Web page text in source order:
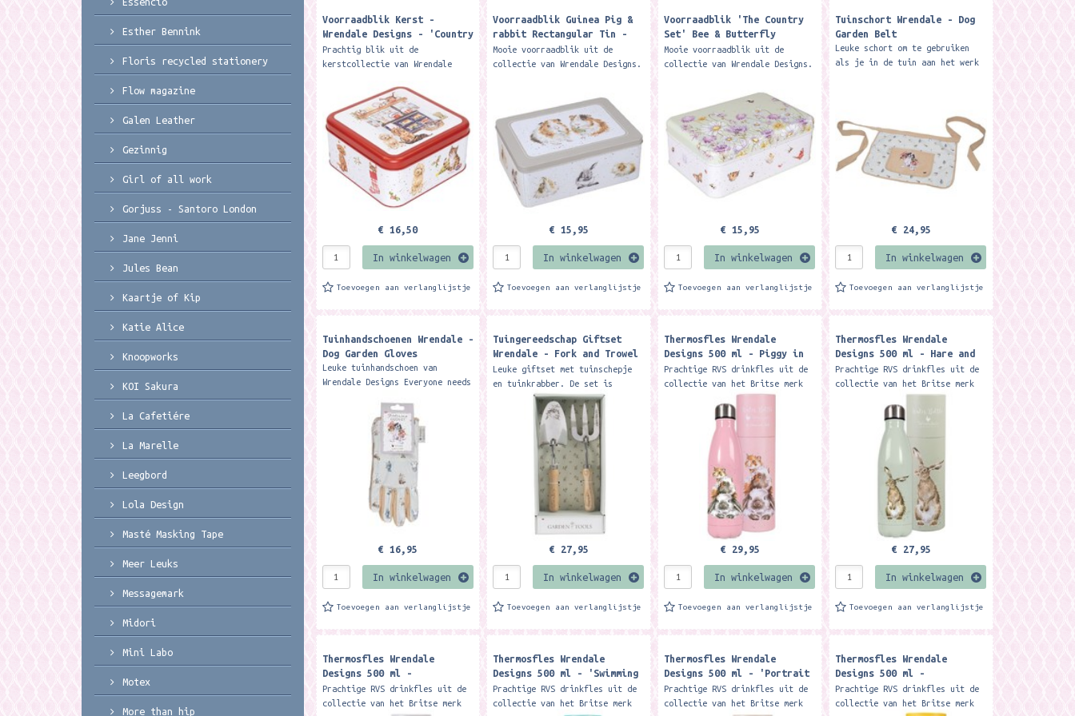
Voorraadblik Kerst -
Wrendale Designs - 'Country
Kitchen' Dog and Cat
Christmas Square Tin ​
Prachtig blik uit de
kerstcollectie van Wrendale
8 cm. This beautiful festive
tin features festive dog and
cat...
€ 16,50
In winkelwagen
Toevoegen aan verlanglijstje
Voorraadblik Guinea Pig &
rabbit Rectangular Tin -
The Country Set - Wrendale
Designs
Mooie voorraadblik uit de
collectie van Wrendale Designs.
artistically depicted guinea
pig and...
€ 15,95
In winkelwagen
Toevoegen aan verlanglijstje
Voorraadblik 'The Country
Set' Bee & Butterfly
Rectangular Tin - Wrendale
Designs
Mooie voorraadblik uit de
collectie van Wrendale Designs.
Featuring our bee and butterfly
designs this rectangular tin...
€ 15,95
In winkelwagen
Toevoegen aan verlanglijstje
Tuinschort Wrendale - Dog
Garden Belt
Leuke schort om te gebruiken
als je in de tuin aan het werk
in...
€ 24,95
In winkelwagen
Toevoegen aan verlanglijstje
Tuinhandschoenen Wrendale -
Dog Garden Gloves
Leuke tuinhandschoen van
Wrendale Designs Everyone needs
their collection, and this
fabulous pair featuring our
€ 16,95
In winkelwagen
Toevoegen aan verlanglijstje
Tuingereedschap Giftset
Wrendale - Fork and Trowel
Set
Leuke giftset met tuinschepje
en tuinkrabber. De set is
verpakt in een mooi
geillustreede doos. Beautifully
contained in an illustrated
box, this...
€ 27,95
In winkelwagen
Toevoegen aan verlanglijstje
Thermosfles Wrendale
Designs 500 ml - Piggy in
the Middle rabbit & guinea
pig water bottle
Prachtige RVS drinkfles uit de
collectie van het Britse merk
Wrendale designs: De
dubbelwandige fles
houdt drankjes 12 uur warm of
€ 29,95
In winkelwagen
Toevoegen aan verlanglijstje
Thermosfles Wrendale
Designs 500 ml - Hare and
the Bee'
Prachtige RVS drinkfles uit de
collectie van het Britse merk
Wrendale designs: De
dubbelwandige fles
houdt drankjes 12 uur warm of
€ 27,95
In winkelwagen
Toevoegen aan verlanglijstje
Thermosfles Wrendale
Designs 500 ml -
Anniversary Owls water
bottle
Prachtige RVS drinkfles uit de
collectie van het Britse merk
Thermosfles Wrendale
Designs 500 ml - 'Swimming
School' turtle water bottle
Prachtige RVS drinkfles uit de
collectie van het Britse merk
Thermosfles Wrendale
Designs 500 ml - 'Portrait
of a Stag' stag water
bottle
Prachtige RVS drinkfles uit de
collectie van het Britse merk
Thermosfles Wrendale
Designs 500 ml -
'Hydrangea' bee Water
Bottle
Prachtige RVS drinkfles uit de
collectie van het Britse merk
Esther Bennink
Floris recycled stationery
Flow magazine
Galen Leather
Gezinnig
Girl of all work
Gorjuss - Santoro London
Jane Jenni
Jules Bean
Kaartje of Kip
Katie Alice
Knoopworks
KOI Sakura
La Cafetiére
La Marelle
Leegbord
Lola Design
Masté Masking Tape
Meer Leuks
Messagemark
Midori
Mini Labo
Motex
More than hip